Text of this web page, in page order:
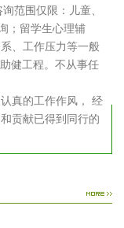
范围仅限：儿童、
；留学生心理辅
、工作压力等一般
健工程。不从事任
真的工作作风， 经
贡献已得到同行的